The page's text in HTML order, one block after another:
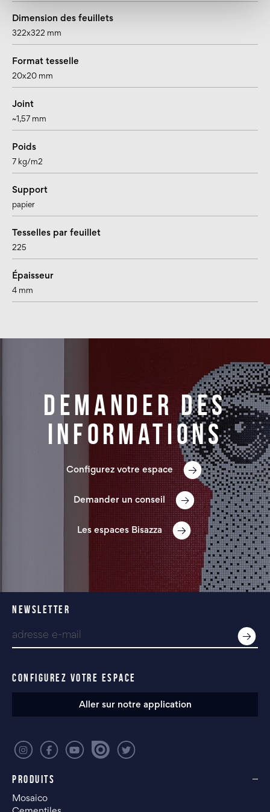
Dimension des feuillets
322x322 mm
Format tesselle
20x20 mm
Joint
~1,57 mm
Poids
7 kg/m2
Support
papier
Tesselles par feuillet
225
Épaisseur
4 mm
Demander des
informations
Configurez votre espace
Demander un conseil
Les espaces Bisazza
PRODUITS
Mosaico
NEWSLETTER
CONFIGUREZ VOTRE ESPACE
Aller sur notre application